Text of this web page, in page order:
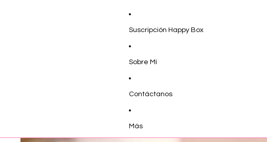
Suscripción Happy Box
Sobre Mí
Contáctanos
Más
Ir directamente a la información del producto